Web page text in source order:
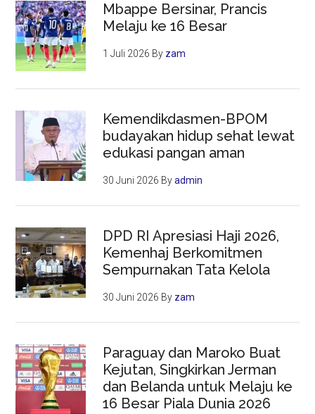
Mbappe Bersinar, Prancis
Melaju ke 16 Besar
1 Juli 2026 By zam
Kemendikdasmen-BPOM
budayakan hidup sehat lewat
edukasi pangan aman
30 Juni 2026 Byadmin
DPD RI Apresiasi Haji 2026,
Kemenhaj Berkomitmen
Sempurnakan Tata Kelola
30 Juni 2026 By zam
Paraguay dan Maroko Buat
Kejutan, Singkirkan Jerman
dan Belanda untuk Melaju ke
16 Besar Piala Dunia 2026